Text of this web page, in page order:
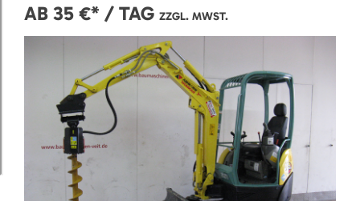
AB 35 €* / TAG ZZGL. MWST.